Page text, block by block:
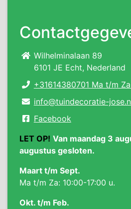
Wilhelminalaan 89
6101 JE Echt, Nederland
+31614380701 Ma t/m
info@tuindecoratie-
Facebook
LET OP! Van maandag 3
augustus gesloten.
Maart t/m Sept.
Ma t/m Za: 10:00-17:00 u.
Okt. t/m Feb.